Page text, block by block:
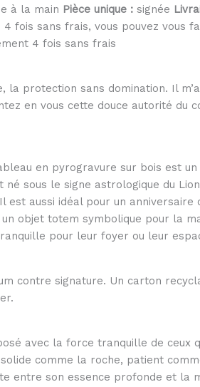
à la main Pièce unique : signée
fois sans frais, vous pouvez vous
4 fois sans frais
protection sans domination. Il
en vous cette douce autorité du
en pyrogravure sur bois est un
sous le signe astrologique du
est aussi idéal pour un
objet totem symbolique pour la
pour leur foyer ou leur
contre signature. Un carton
avec la force tranquille de ceux
comme la roche, patient
entre son essence profonde et la